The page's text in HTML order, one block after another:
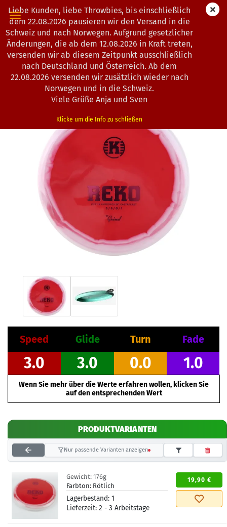
Liebe Kunden, liebe Throwbies, bis einschließlich
dem 22.08.2026 pausieren wir den Versand in die
Schweiz und nach Norwegen. Aufgrund gesetzlicher
Änderungen, die ab dem 12.08.2026 in Kraft treten,
versenden wir ab diesem Zeitpunkt ausschließlich
nach Deutschland und Österreich. Ab dem
22.08.2026 versenden wir zusätzlich wieder nach
Norwegen und in die Schweiz.
Viele Grüße Anja und Sven
Klicke um die Info zu schließen
« Erster « zurück weiter »
Letzter »
Artikel in dieser Kategorie
Kastaplast | Reko | K1-Grind
1303069 )
Speed Glide Turn Fade
3.0 3.0 0.0 1.0
Wenn Sie mehr über die Werte erfahren wollen, klicken Sie
auf den entsprechenden Wert
PRODUKTVARIANTEN
Nur passende Varianten anzeigen
Gewicht: 176g
Farbton: Rötlich
Lagerbestand: 1
Lieferzeit: 2 - 3 Arbeitstage
19,90 €